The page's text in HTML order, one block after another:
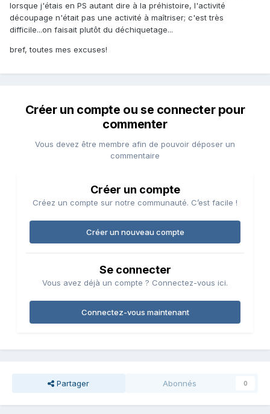
lorsque j'étais en PS autant dire à la préhistoire, l'activité
découpage n'était pas une activité à maîtriser; c'est très
difficile...on faisait plutôt du déchiquetage...
bref, toutes mes excuses!
Créer un compte ou se connecter pour
commenter
Vous devez être membre afin de pouvoir déposer un
commentaire
Créer un compte
Créez un compte sur notre communauté. C’est facile !
Créer un nouveau compte
Se connecter
Vous avez déjà un compte ? Connectez-vous ici.
Connectez-vous maintenant
Partager Abonnés 0